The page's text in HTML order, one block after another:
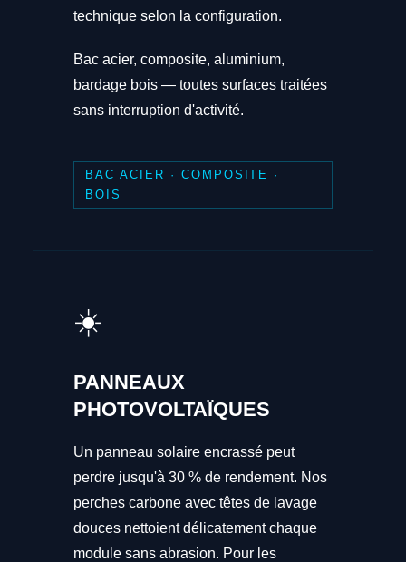
technique selon la configuration.
Bac acier, composite, aluminium,
bardage bois — toutes surfaces traitées
sans interruption d'activité.
BAC ACIER · COMPOSITE ·
BOIS
☀️
PANNEAUX
PHOTOVOLTAÏQUES
Un panneau solaire encrassé peut
perdre jusqu'à 30 % de rendement. Nos
perches carbone avec têtes de lavage
douces nettoient délicatement chaque
module sans abrasion. Pour les